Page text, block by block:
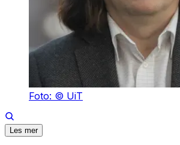
Foto: © UiT
Les mer